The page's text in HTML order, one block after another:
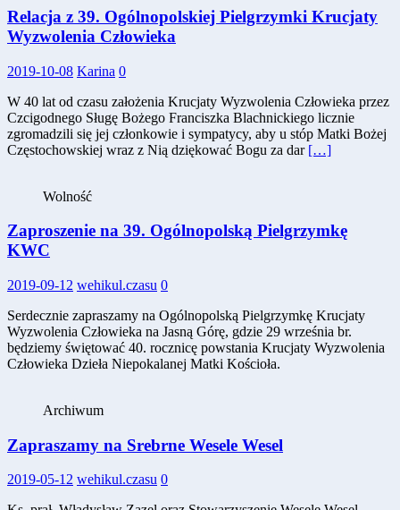
Relacja z 39. Ogólnopolskiej Pielgrzymki Krucjaty
Wyzwolenia Człowieka
2019-10-08 Karina 0
W 40 lat od czasu założenia Krucjaty Wyzwolenia Człowieka przez
Czcigodnego Sługę Bożego Franciszka Blachnickiego licznie
zgromadzili się jej członkowie i sympatycy, aby u stóp Matki Bożej
Częstochowskiej wraz z Nią dziękować Bogu za dar […]
Wolność
Zaproszenie na 39. Ogólnopolską Pielgrzymkę
KWC
2019-09-12 wehikul.czasu 0
Serdecznie zapraszamy na Ogólnopolską Pielgrzymkę Krucjaty
Wyzwolenia Człowieka na Jasną Górę, gdzie 29 września br.
będziemy świętować 40. rocznicę powstania Krucjaty Wyzwolenia
Człowieka Dzieła Niepokalanej Matki Kościoła.
Archiwum
Zapraszamy na Srebrne Wesele Wesel
2019-05-12 wehikul.czasu 0